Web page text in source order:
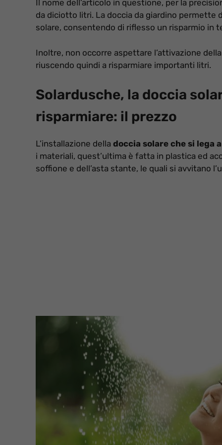
Il nome dell’articolo in questione, per la
da diciotto litri. La doccia da giardino permette
solare, consentendo di riflesso un risparmio in
Inoltre, non occorre aspettare l’attivazione
riuscendo quindi a risparmiare importanti litri.
Solardusche, la doccia
risparmiare: il prezzo
L’installazione della doccia solare che si lega
i materiali, quest’ultima è fatta in plastica ed
soffione e dell’asta stante, le quali si avvitano